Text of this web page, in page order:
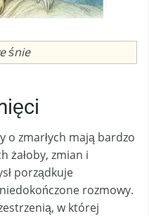
śnie
o zmarłych mają bardzo
żałoby, zmian i
porządkuje
rozmowy.
w której